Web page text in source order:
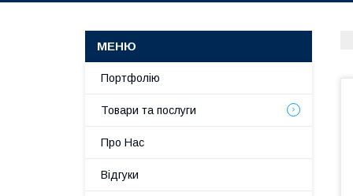
Портфолію
Товари та послуги
Про Нас
Відгуки